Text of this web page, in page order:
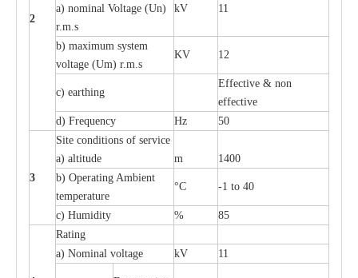
2
a) nominal Voltage (Un)
r.m.s
kV 11
b) maximum system
voltage (Um) r.m.s
KV 12
c) earthing
Effective & non
effective
d) Frequency Hz 50
3
Site conditions of service
a) altitude m
1400
b) Operating Ambient
temperature
°C -1 to 40
c) Humidity % 85
Rating
a) Nominal voltage kV 11